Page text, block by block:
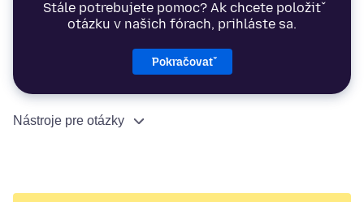
Stále potrebujete pomoc? Ak chcete položiť
otázku v našich fórach, prihláste sa.
Pokračovať
Nástroje pre otázky